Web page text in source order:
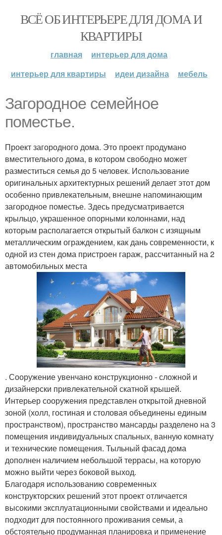
ВСЁ ОБ ИНТЕРЬЕРЕ ДЛЯ ДОМА И
КВАРТИРЫ
главная
интерьер для дома
интерьер для квартиры
идеи дизайна мебель
Загородное семейное
поместье.
Проект загородного дома. Это проект продумано
вместительного дома, в котором свободно может
разместиться семья до 5 человек. Использование
оригинальных архитектурных решений делает этот дом
особенно привлекательным, внешне напоминающим
загородное поместье. Здесь предусматривается
крыльцо, украшенное опорными колоннами, над
которым располагается открытый балкон с изящным
металлическим ограждением, как дань современности, к
одной из стен дома пристроен гараж, рассчитанный на 2
автомобильных места
. Сооружение увенчано конструкционно - сложной и
дизайнерски привлекательной скатной крышей.
Интерьер сооружения представлен открытой дневной
зоной (холл, гостиная и столовая объединены единым
пространством), пространство мансарды разделено на 3
помещения индивидуальных спальных, ванную комнату
и технические помещения. Тыльный фасад дома
дополнен наличием небольшой террасы, на которую
можно выйти через боковой выход.
Благодаря использованию современных
конструкторских решений этот проект отличается
высокими эксплуатационными свойствами и идеально
подходит для постоянного проживания семьи, а
обстоятельно продуманная планировка и применение